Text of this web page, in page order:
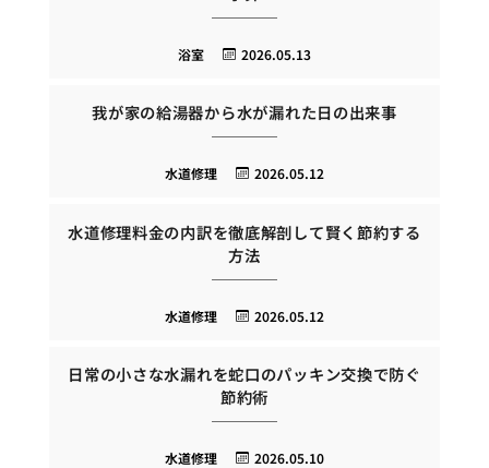
2026.05.13
浴室
我が家の給湯器から水が漏れた日の出来事
2026.05.12
水道修理
水道修理料金の内訳を徹底解剖して賢く節約する
方法
2026.05.12
水道修理
日常の小さな水漏れを蛇口のパッキン交換で防ぐ
節約術
2026.05.10
水道修理